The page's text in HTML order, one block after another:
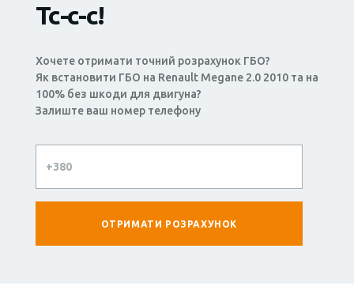
Тс-с-с!
Хочете отримати точний розрахунок ГБО?
Як встановити ГБО на Renault Megane 2.0 2010 та на
100% без шкоди для двигуна?
Залиште ваш номер телефону